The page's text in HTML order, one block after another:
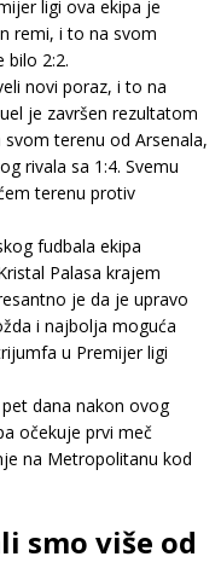
ligi ova ekipa je
remi, i to na svom
bilo 2:2.
novi poraz, i to na
je završen rezultatom
terenu od Arsenala,
rivala sa 1:4. Svemu
terenu protiv
fudbala ekipa
Palasa krajem
je da je upravo
i najbolja moguća
u Premijer ligi
dana nakon ovog
očekuje prvi meč
na Metropolitanu kod
smo više od